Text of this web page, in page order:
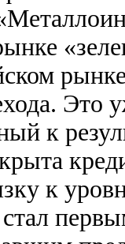
Это
к
к